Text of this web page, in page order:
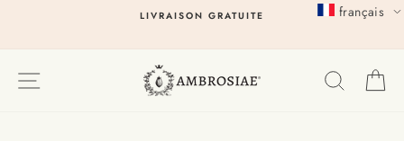
LIVRAISON GRATUITE français